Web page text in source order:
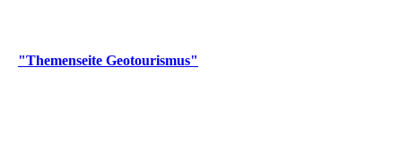
"Themenseite Geotourismus"